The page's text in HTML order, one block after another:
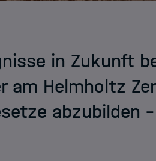
in Zukunft
am Helmholtz
abzubilden